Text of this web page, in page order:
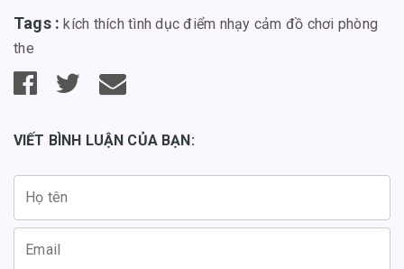
Tags :kích thích tình dục điểm nhạy cảm đồ chơi phòng
the
VIẾT BÌNH LUẬN CỦA BẠN: